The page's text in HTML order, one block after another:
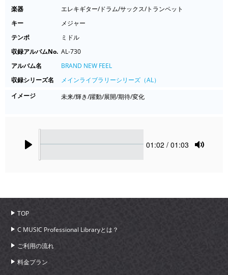
楽器
エレキギター/ドラム/サックス/トランペット
キー
メジャー
テンポ
ミドル
収録アルバムNo. AL-730
アルバム名
BRAND NEW FEEL
収録シリーズ名
メインライブラリーシリーズ（AL）
イメージ
未来/輝き/躍動/展開/期待/変化
Current
01:02 / 01:03
TOP
C MUSIC Professional Libraryとは？
ご利用の流れ
料金プラン